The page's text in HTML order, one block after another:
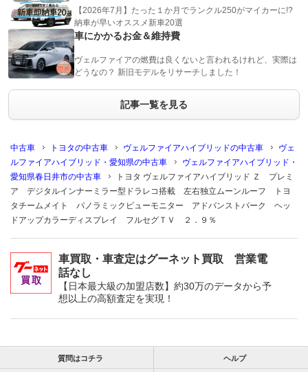
【2026年7月】たった１か月でランクル250がマイカーに!?
納車が早いオススメ新車20選
車にかかるお金＆維持費
ヴェルファイアの燃費は良くないと言われるけれど、実際は
どうなの？ 新旧モデルをリサーチしました！
記事一覧を見る
中古車 トヨタの中古車 ヴェルファイアハイブリッドの中古車
ヴェ
ルファイアハイブリッド・愛知県の中古車
ヴェルファイアハイブリッド・
愛知県春日井市の中古車
トヨタ ヴェルファイアハイブリッド Ｚ プレミ
ア デジタルインナーミラー型ドラレコ搭載 左右独立ムーンルーフ トヨ
タチームメイト パノラミックビューモニター アドバンストパーク ヘッ
ドアップカラーディスプレイ フルセグＴＶ ２．９％
車買取・車査定はグーネット買取 営業電
話なし
【日本最大級の加盟店数】約30万のデータから予
想以上の高額査定を実現！
質問はコチラ ヘルプ